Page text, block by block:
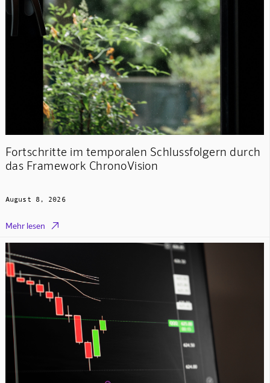
Fortschritte im temporalen Schlussfolgern durch
das Framework ChronoVision
August 8, 2026
Mehr lesen 